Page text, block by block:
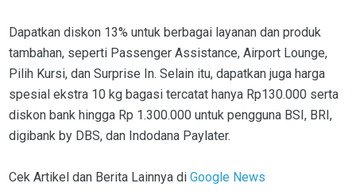
Dapatkan diskon 13% untuk berbagai layanan dan produk
tambahan, seperti Passenger Assistance, Airport Lounge,
Pilih Kursi, dan Surprise In. Selain itu, dapatkan juga harga
spesial ekstra 10 kg bagasi tercatat hanya Rp130.000 serta
diskon bank hingga Rp 1.300.000 untuk pengguna BSI, BRI,
digibank by DBS, dan Indodana Paylater.
Cek Artikel dan Berita Lainnya di Google News